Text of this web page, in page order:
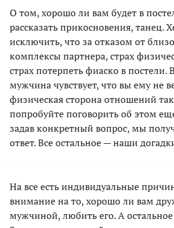
О том, хорошо ли вам будет в
рассказать прикосновения, танец.
исключить, что за отказом от
комплексы партнера, страх
страх потерпеть фиаско в
мужчина чувствует, что вы ему не
физическая сторона отношений
попробуйте поговорить об этом
задав конкретный вопрос, мы
ответ. Все остальное — наши
На все есть индивидуальные
внимание на то, хорошо ли вам
мужчиной, любить его. А